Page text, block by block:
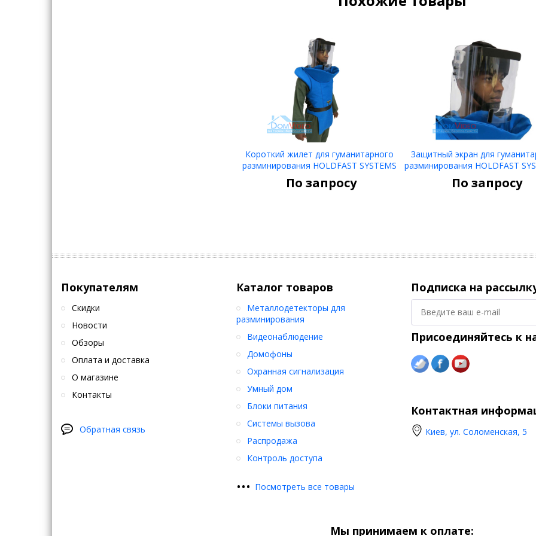
Короткий жилет для гуманитарного
разминирования HOLDFAST SYSTEMS
По запросу
Связаться
Защитный экран для
разминирования HOLDFAST
По запросу
Связаться
Покупателям
Скидки
Новости
Обзоры
Оплата и доставка
О магазине
Контакты
Обратная связь
Каталог товаров
Металлодетекторы для
разминирования
Видеонаблюдение
Домофоны
Охранная сигнализация
Умный дом
Блоки питания
Системы вызова
Распродажа
Контроль доступа
••• Посмотреть все товары
Подписка на
Присоединяйтесь к
Контактная
Киев, ул. Соломенская, 5
Мы принимаем к оплате: